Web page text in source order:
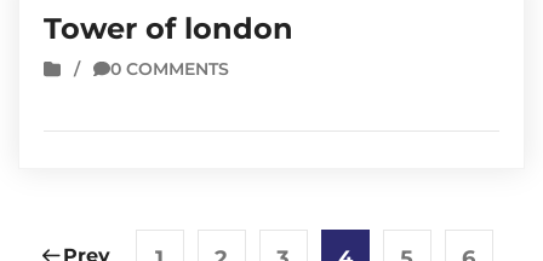
Tower of london
/ 0 COMMENTS
Prev